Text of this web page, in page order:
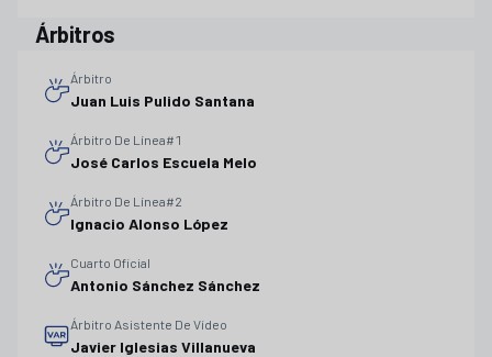
Árbitros
Árbitro
Juan Luis Pulido Santana
Árbitro De Línea#1
José Carlos Escuela Melo
Árbitro De Línea#2
Ignacio Alonso López
Cuarto Oficial
Antonio Sánchez Sánchez
Árbitro Asistente De Vídeo
Javier Iglesias Villanueva